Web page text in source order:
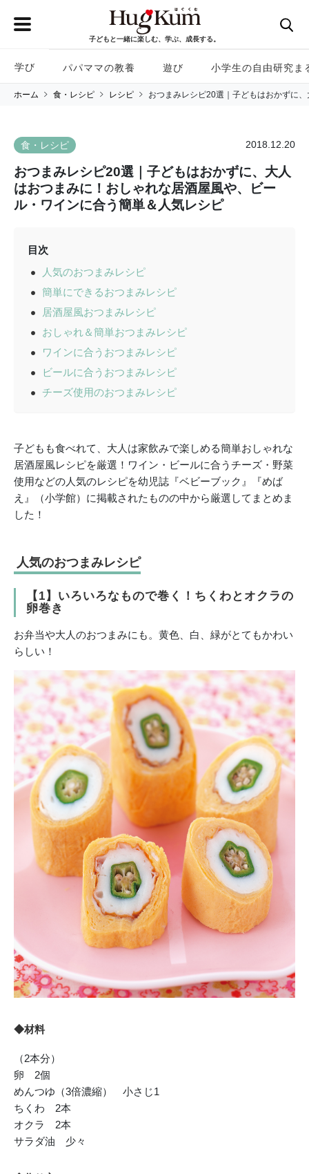
子どもと一緒に楽しむ、学ぶ、成長する。
学び パパママの教養 遊び 小学生の自由研究ま
ホーム 食・レシピ レシピ おつまみレシピ20選｜子どもはおかずに
食・レシピ 2018.12.20
おつまみレシピ20選｜子どもはおかずに、大人
はおつまみに！おしゃれな居酒屋風や、ビー
ル・ワインに合う簡単＆人気レシピ
目次
人気のおつまみレシピ
簡単にできるおつまみレシピ
居酒屋風おつまみレシピ
おしゃれ＆簡単おつまみレシピ
ワインに合うおつまみレシピ
ビールに合うおつまみレシピ
チーズ使用のおつまみレシピ
子どもも食べれて、大人は家飲みで楽しめる簡単おしゃれな
居酒屋風レシピを厳選！ワイン・ビールに合うチーズ・野菜
使用などの人気のレシピを幼児誌『ベビーブック』『めば
え』（小学館）に掲載されたものの中から厳選してまとめま
した！
人気のおつまみレシピ
【1】いろいろなもので巻く！ちくわとオクラの
卵巻き
お弁当や大人のおつまみにも。黄色、白、緑がとてもかわい
らしい！
◆材料
（2本分）
卵 2個
めんつゆ（3倍濃縮） 小さじ1
ちくわ 2本
オクラ 2本
サラダ油 少々